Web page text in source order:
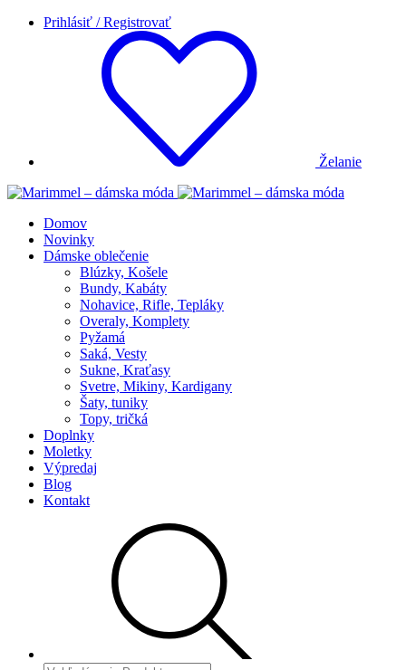
Prihlásiť / Registrovať
Želanie
Domov
Novinky
Dámske oblečenie
Blúzky, Košele
Bundy, Kabáty
Nohavice, Rifle, Tepláky
Overaly, Komplety
Pyžamá
Saká, Vesty
Sukne, Kraťasy
Svetre, Mikiny, Kardigany
Šaty, tuniky
Topy, tričká
Doplnky
Moletky
Výpredaj
Blog
Kontakt